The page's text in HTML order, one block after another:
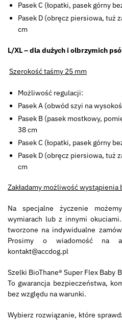
Pasek C (łopatki, pasek górny
Pasek D (obręcz piersiowa, tuż
cm
L/XL – dla dużych i olbrzymich
Szerokość taśmy 25 mm
Możliwość regulacji:
Pasek A (obwód szyi na
Pasek B (pasek mostkowy,
38 cm
Pasek C (łopatki, pasek górny
Pasek D (obręcz piersiowa, tuż
cm
Zakładamy możliwość wystąpienia
Na specjalne życzenie
wymiarach lub z innymi
tworzone na indywidualne
Prosimy o wiadomość na
kontakt@accdog.pl
Szelki BioThane® Super Flex Baby
To gwarancja bezpieczeństwa,
bez względu na warunki.
Wybierz rozwiązanie, które